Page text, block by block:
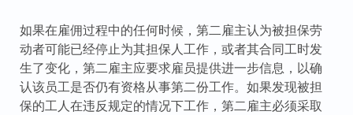
如果在雇佣过程中的任何时候，第二雇主认为被担保劳
动者可能已经停止为其担保人工作，或者其合同工时发
生了变化，第二雇主应要求雇员提供进一步信息，以确
认该员工是否仍有资格从事第二份工作。如果发现被担
保的工人在违反规定的情况下工作，第二雇主必须采取